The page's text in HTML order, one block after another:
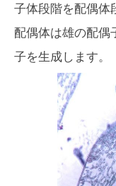
子体段階を配偶体
配偶体は雄の配偶
子を生成します。